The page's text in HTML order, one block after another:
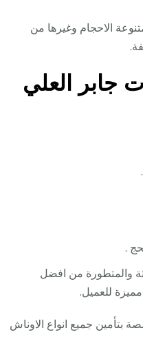
الاحجام وغيرها من
جابر العلي
.
والمتطورة من افضل
للعميل.
بتأمين جميع انواع الاوناش